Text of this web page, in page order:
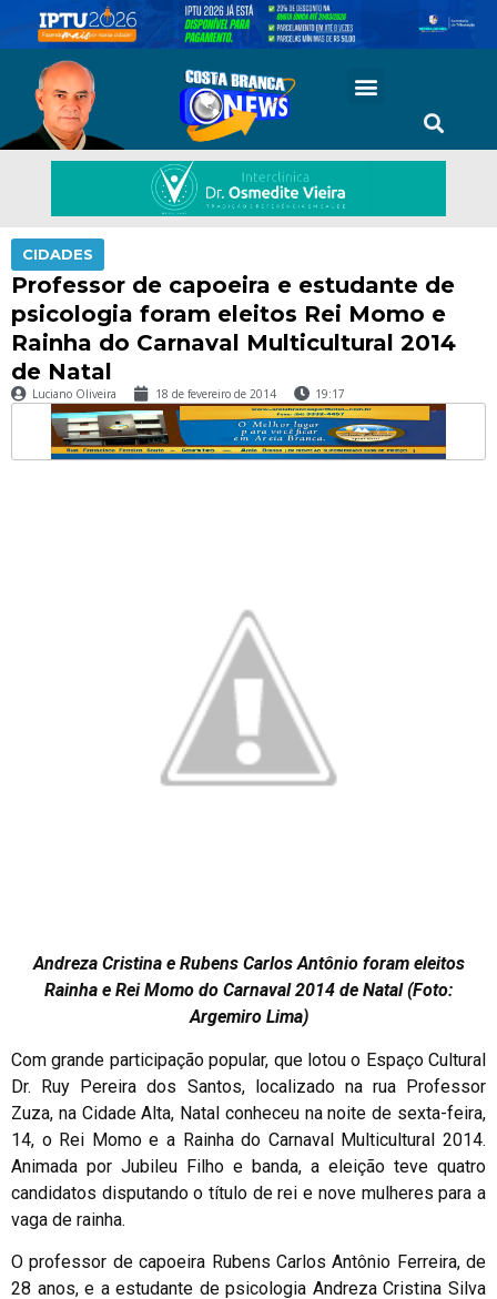
CIDADES
Professor de capoeira e estudante de
psicologia foram eleitos Rei Momo e
Rainha do Carnaval Multicultural 2014
de Natal
Luciano Oliveira 18 de fevereiro de 2014 19:17
Andreza Cristina e Rubens Carlos Antônio foram eleitos
Rainha e Rei Momo do Carnaval 2014 de Natal (Foto:
Argemiro Lima)
Com grande participação popular, que lotou o Espaço Cultural
Dr. Ruy Pereira dos Santos, localizado na rua Professor
Zuza, na Cidade Alta, Natal conheceu na noite de sexta-feira,
14, o Rei Momo e a Rainha do Carnaval Multicultural 2014.
Animada por Jubileu Filho e banda, a eleição teve quatro
candidatos disputando o título de rei e nove mulheres para a
vaga de rainha.
O professor de capoeira Rubens Carlos Antônio Ferreira, de
28 anos, e a estudante de psicologia Andreza Cristina Silva